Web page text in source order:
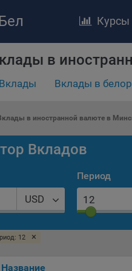
в
Вклады Вклады в
в иностранной валюте в
Вкладов
USD
Период
12 ×
Название